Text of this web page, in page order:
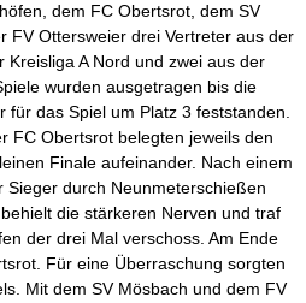
dem FC Obertsrot, dem SV
FV Ottersweier drei Vertreter aus der
Kreisliga A Nord und zwei aus der
wurden ausgetragen bis die
für das Spiel um Platz 3 feststanden.
FC Obertsrot belegten jeweils den
Finale aufeinander. Nach einem
Sieger durch Neunmeterschießen
die stärkeren Nerven und traf
der drei Mal verschoss. Am Ende
Für eine Überraschung sorgten
Mit dem SV Mösbach und dem FV